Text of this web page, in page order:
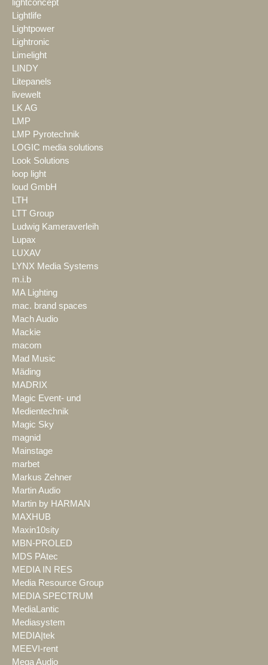
lightconcept
Lightlife
Lightpower
Lightronic
Limelight
LINDY
Litepanels
livewelt
LK AG
LMP
LMP Pyrotechnik
LOGIC media solutions
Look Solutions
loop light
loud GmbH
LTH
LTT Group
Ludwig Kameraverleih
Lupax
LUXAV
LYNX Media Systems
m.i.b
MA Lighting
mac. brand spaces
Mach Audio
Mackie
macom
Mad Music
Mäding
MADRIX
Magic Event- und
Medientechnik
Magic Sky
magnid
Mainstage
marbet
Markus Zehner
Martin Audio
Martin by HARMAN
MAXHUB
Maxin10sity
MBN-PROLED
MDS PAtec
MEDIA IN RES
Media Resource Group
MEDIA SPECTRUM
MediaLantic
Mediasystem
MEDIA|tek
MEEVI-rent
Mega Audio